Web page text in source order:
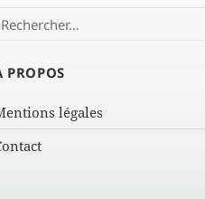
Rechercher :
PROPOS
légales